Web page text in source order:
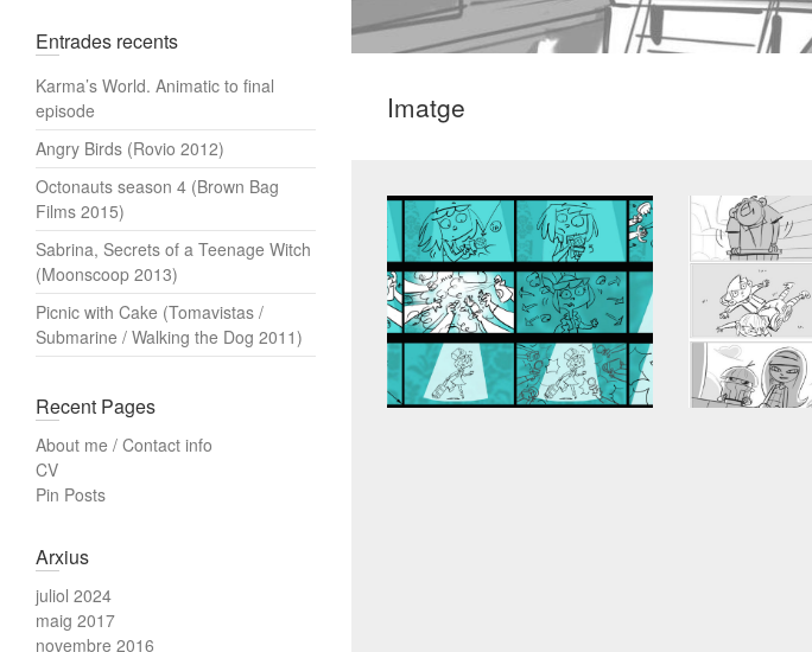
Imatge
Entrades recents
Karma’s World. Animatic to final
episode
Angry Birds (Rovio 2012)
Octonauts season 4 (Brown Bag
Films 2015)
Sabrina, Secrets of a Teenage Witch
(Moonscoop 2013)
Picnic with Cake (Tomavistas /
Submarine / Walking the Dog 2011)
Recent Pages
About me / Contact info
CV
Pin Posts
Arxius
juliol 2024
maig 2017
novembre 2016